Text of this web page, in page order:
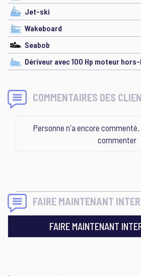
Jet-ski
Wakeboard
Seabob
Dériveur avec 100 Hp moteur
COMMENTAIRES DES
Personne n'a encore commenté.
commenter
FAIRE MAINTENANT
FAIRE MAINTENANT